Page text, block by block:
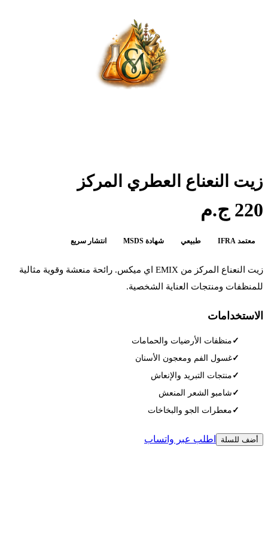
زيت النعناع العطري المركز
220 ج.م
معتمد IFRA طبيعي شهادة MSDS انتشار سريع
زيت النعناع المركز من EMIX اي ميكس. رائحة منعشة وقوية مثالية
للمنظفات ومنتجات العناية الشخصية.
الاستخدامات
منظفات الأرضيات والحمامات
غسول الفم ومعجون الأسنان
منتجات التبريد والإنعاش
شامبو الشعر المنعش
معطرات الجو والبخاخات
أضف للسلة اطلب عبر واتساب